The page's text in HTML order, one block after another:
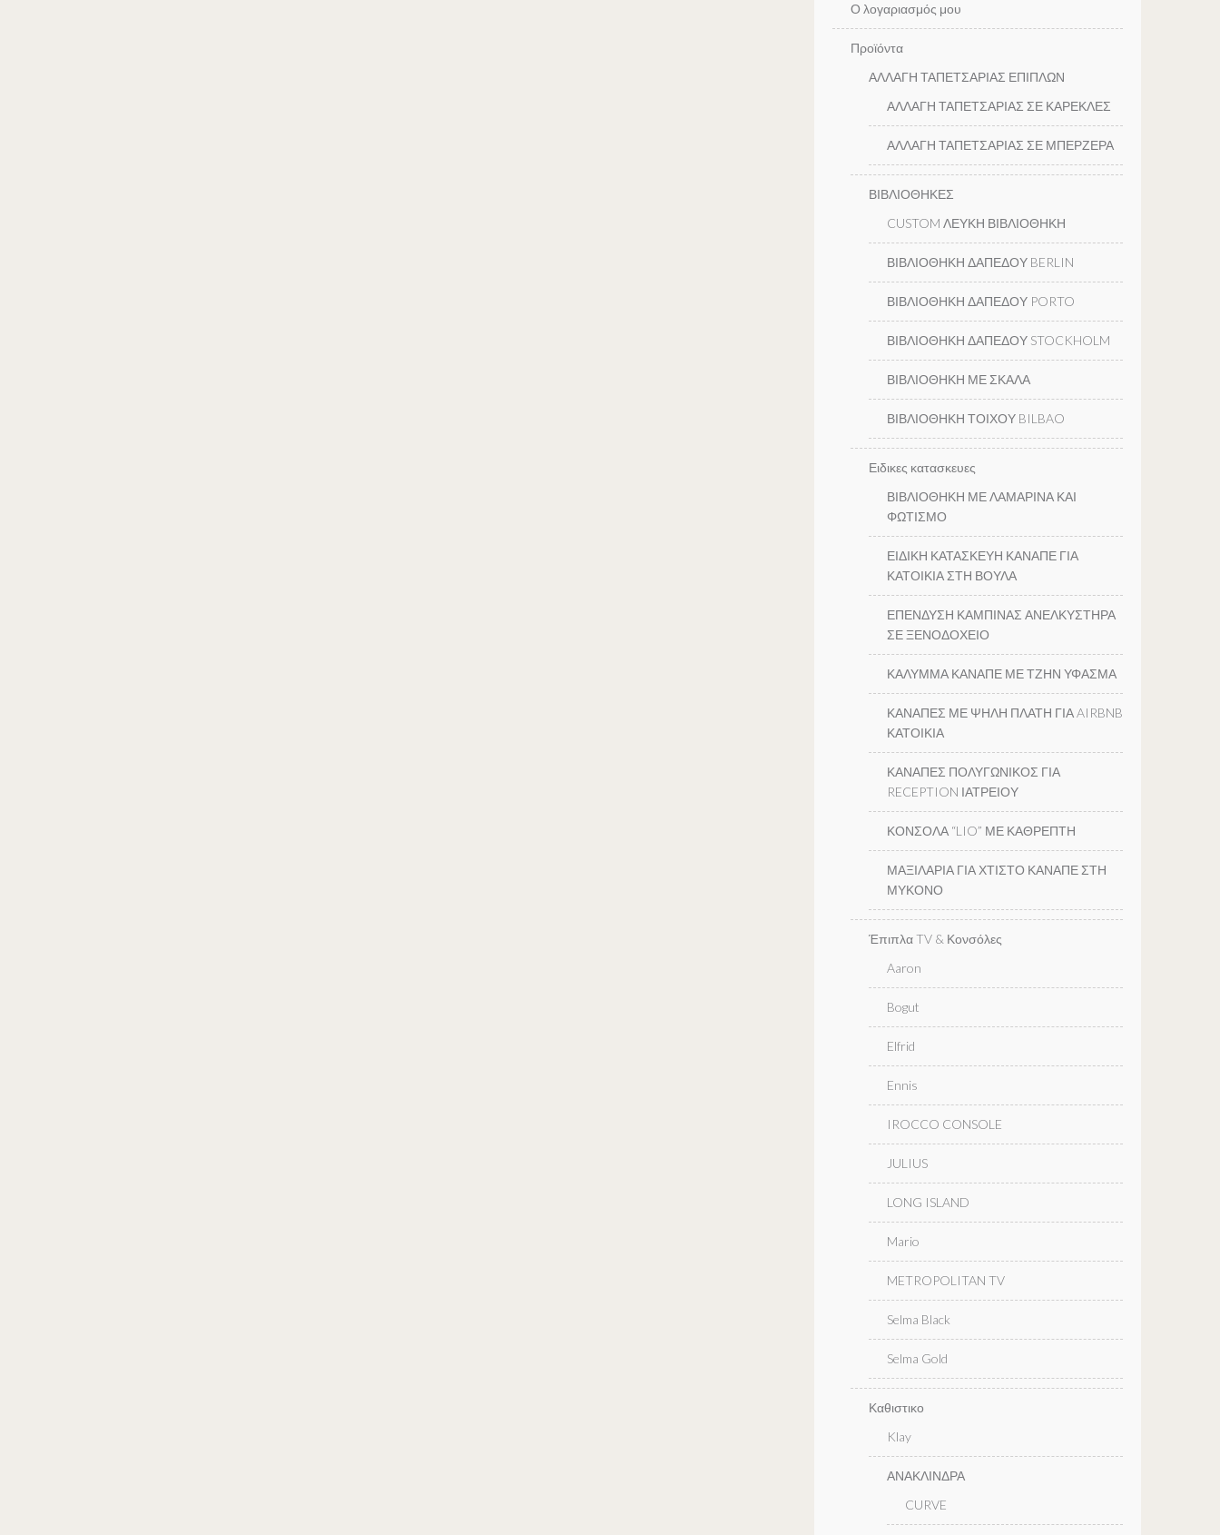
Ο λογαριασμός μου
Προϊόντα
ΑΛΛΑΓΗ ΤΑΠΕΤΣΑΡΙΑΣ ΕΠΙΠΛΩΝ
ΑΛΛΑΓΗ ΤΑΠΕΤΣΑΡΙΑΣ ΣΕ ΚΑΡΕΚΛΕΣ
ΑΛΛΑΓΗ ΤΑΠΕΤΣΑΡΙΑΣ ΣΕ ΜΠΕΡΖΕΡΑ
ΒΙΒΛΙΟΘΗΚΕΣ
CUSTOM ΛΕΥΚΗ ΒΙΒΛΙΟΘΗΚΗ
ΒΙΒΛΙΟΘΗΚΗ ΔΑΠΕΔΟΥ BERLIN
ΒΙΒΛΙΟΘΗΚΗ ΔΑΠΕΔΟΥ PORTO
ΒΙΒΛΙΟΘΗΚΗ ΔΑΠΕΔΟΥ STOCKHOLM
ΒΙΒΛΙΟΘΗΚΗ ΜΕ ΣΚΑΛΑ
ΒΙΒΛΙΟΘΗΚΗ ΤΟΙΧΟΥ BILBAO
Ειδικες κατασκευες
ΒΙΒΛΙΟΘΗΚΗ ΜΕ ΛΑΜΑΡΙΝΑ ΚΑΙ
ΦΩΤΙΣΜΟ
ΕΙΔΙΚΗ ΚΑΤΑΣΚΕΥΗ ΚΑΝΑΠΕ ΓΙΑ
ΚΑΤΟΙΚΙΑ ΣΤΗ ΒΟΥΛΑ
ΕΠΕΝΔΥΣΗ ΚΑΜΠΙΝΑΣ ΑΝΕΛΚΥΣΤΗΡΑ
ΣΕ ΞΕΝΟΔΟΧΕΙΟ
ΚΑΛΥΜΜΑ ΚΑΝΑΠΕ ΜΕ ΤΖΗΝ ΥΦΑΣΜΑ
ΚΑΝΑΠΕΣ ΜΕ ΨΗΛΗ ΠΛΑΤΗ ΓΙΑ AIRBNB
ΚΑΤΟΙΚΙΑ
ΚΑΝΑΠΕΣ ΠΟΛΥΓΩΝΙΚΟΣ ΓΙΑ
RECEPTION ΙΑΤΡΕΙΟΥ
ΚΟΝΣΟΛΑ “LIO” ΜΕ ΚΑΘΡΕΠΤΗ
ΜΑΞΙΛΑΡΙΑ ΓΙΑ ΧΤΙΣΤΟ ΚΑΝΑΠΕ ΣΤΗ
ΜΥΚΟΝΟ
Έπιπλα TV & Κονσόλες
Aaron
Bogut
Elfrid
Ennis
IROCCO CONSOLE
JULIUS
LONG ISLAND
Mario
METROPOLITAN TV
Selma Black
Selma Gold
Καθιστικο
Klay
ΑΝΑΚΛΙΝΔΡΑ
CURVE